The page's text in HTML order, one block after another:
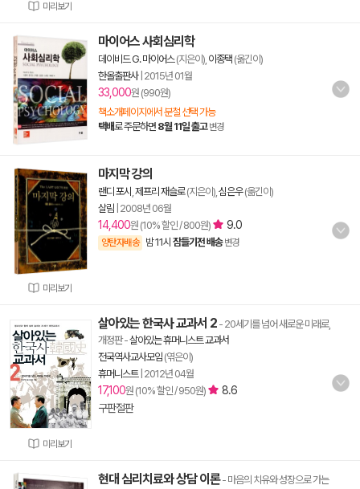
미리보기
마이어스 사회심리학
데이비드 G. 마이어스(지은이), 이종택 (옮긴이)
한올출판사| 2015년 01월
33,000원 (990원)
책소개페이지에서 분철 선택 가능
택배로 주문하면 8월 11일 출고 변경
미리보기
마지막 강의
랜디 포시 제프리 재슬로(지은이), 심은우(옮긴이)
살림 2008년 06월
14,400원 (10% 할인 / 800원) 9.0
양탄자배송 밤 11시 잠들기전 배송 변경
미리보기
살아있는 한국사 교과서 2 - 20세기를 넘어 새로운 미래로,
개정판-살아있는 휴머니스트 교과서
전국역사교사모임 (엮은이)
휴머니스트| 2012년 04월
17,100원 (10% 할인 / 950원)
8.6
구판절판
현대 심리치료와 상담 이론- 마음의 치유와 성장으로 가는